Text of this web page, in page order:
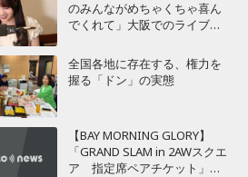
のみんながめちゃくちゃ喜ん
でくれて」大阪でのライブで
れ”とは？
全国各地に存在する、権力を
握る「ドン」の実態
【BAY MORNING GLORY】
「GRAND SLAM in 2AWスクエ
ア 指定席ペアチケット」を3